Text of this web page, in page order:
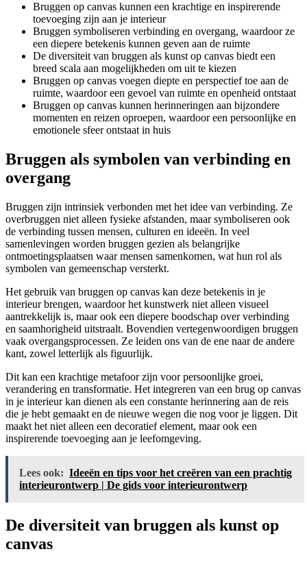
Bruggen op canvas kunnen een krachtige en inspirerende
toevoeging zijn aan je interieur
Bruggen symboliseren verbinding en overgang, waardoor ze
een diepere betekenis kunnen geven aan de ruimte
De diversiteit van bruggen als kunst op canvas biedt een
breed scala aan mogelijkheden om uit te kiezen
Bruggen op canvas voegen diepte en perspectief toe aan de
ruimte, waardoor een gevoel van ruimte en openheid ontstaat
Bruggen op canvas kunnen herinneringen aan bijzondere
momenten en reizen oproepen, waardoor een persoonlijke en
emotionele sfeer ontstaat in huis
Bruggen als symbolen van verbinding en
overgang
Bruggen zijn intrinsiek verbonden met het idee van verbinding. Ze
overbruggen niet alleen fysieke afstanden, maar symboliseren ook
de verbinding tussen mensen, culturen en ideeën. In veel
samenlevingen worden bruggen gezien als belangrijke
ontmoetingsplaatsen waar mensen samenkomen, wat hun rol als
symbolen van gemeenschap versterkt.
Het gebruik van bruggen op canvas kan deze betekenis in je
interieur brengen, waardoor het kunstwerk niet alleen visueel
aantrekkelijk is, maar ook een diepere boodschap over verbinding
en saamhorigheid uitstraalt. Bovendien vertegenwoordigen bruggen
vaak overgangsprocessen. Ze leiden ons van de ene naar de andere
kant, zowel letterlijk als figuurlijk.
Dit kan een krachtige metafoor zijn voor persoonlijke groei,
verandering en transformatie. Het integreren van een brug op canvas
in je interieur kan dienen als een constante herinnering aan de reis
die je hebt gemaakt en de nieuwe wegen die nog voor je liggen. Dit
maakt het niet alleen een decoratief element, maar ook een
inspirerende toevoeging aan je leefomgeving.
Lees ook: Ideeën en tips voor het creëren van een prachtig
interieurontwerp | De gids voor interieurontwerp
De diversiteit van bruggen als kunst op
canvas